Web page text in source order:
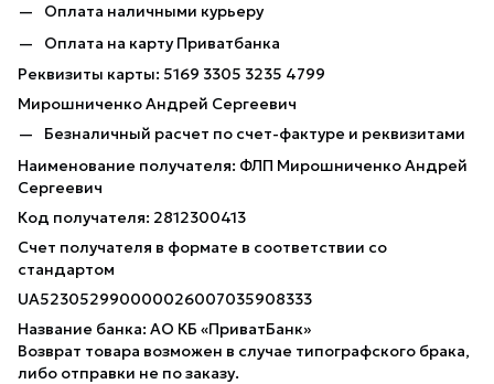
Оплата наличными курьеру
Оплата на карту Приватбанка
Реквизиты карты: 5169 3305 3235 4799
Мирошниченко Андрей Сергеевич
Безналичный расчет по счет-фактуре и реквизитами
Наименование получателя: ФЛП Мирошниченко Андрей
Сергеевич
Код получателя: 2812300413
Счет получателя в формате в соответствии со
стандартом
UA523052990000026007035908333
Название банка: АО КБ «ПриватБанк»
Возврат товара возможен в случае типографского брака,
либо отправки не по заказу.